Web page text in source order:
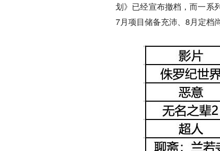
划》已经宣布撤档，而一系
7月项目储备充沛、8月定档